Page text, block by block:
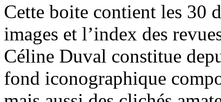
Cette boite contient les 30
images et l’index des
Céline Duval constitue
fond iconographique